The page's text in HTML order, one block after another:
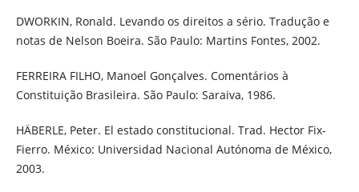
DWORKIN, Ronald. Levando os direitos a sério. Tradução e
notas de Nelson Boeira. São Paulo: Martins Fontes, 2002.
FERREIRA FILHO, Manoel Gonçalves. Comentários à
Constituição Brasileira. São Paulo: Saraiva, 1986.
HÄBERLE, Peter. El estado constitucional. Trad. Hector Fix-
Fierro. México: Universidad Nacional Autónoma de México,
2003.